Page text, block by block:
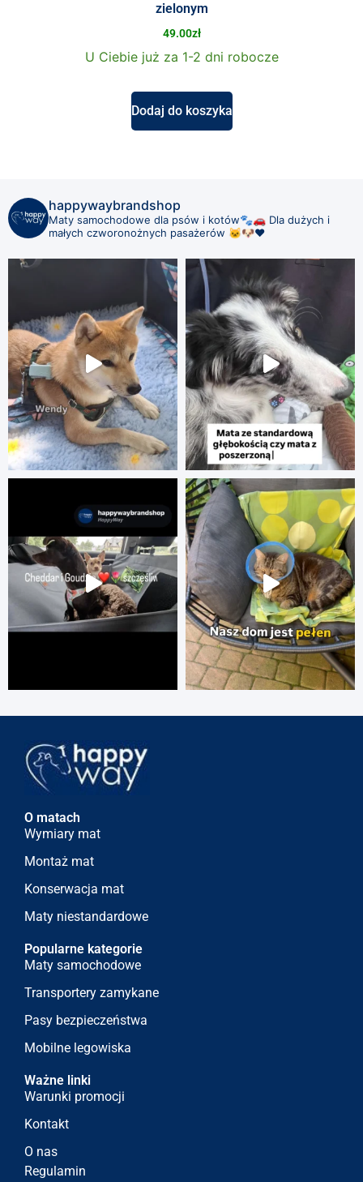
zielonym
49.00zł
U Ciebie już za 1-2 dni robocze
Dodaj do koszyka
happywaybrandshop
Maty samochodowe dla psów i kotów🐾🚗 Dla dużych i
małych czworonożnych pasażerów 🐱🐶❤️
O matach
Wymiary mat
Montaż mat
Konserwacja mat
Maty niestandardowe
Popularne kategorie
Maty samochodowe
Transportery zamykane
Pasy bezpieczeństwa
Mobilne legowiska
Ważne linki
Warunki promocji
Kontakt
O nas
Regulamin